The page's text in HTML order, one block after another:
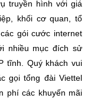
truyền hình với giá
khối cơ quan, tổ
gói cước internet
nhiều mục đích sử
tĩnh. Quý khách vui
gọi tổng đài Viettel
phí các khuyến mãi